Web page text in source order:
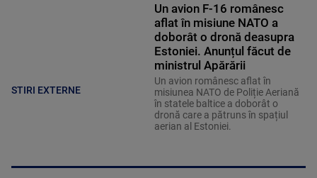
STIRI EXTERNE
Un avion F-16 românesc
aflat în misiune NATO a
doborât o dronă deasupra
Estoniei. Anunțul făcut de
ministrul Apărării
Un avion românesc aflat în
misiunea NATO de Poliție Aeriană
în statele baltice a doborât o
dronă care a pătruns în spațiul
aerian al Estoniei.